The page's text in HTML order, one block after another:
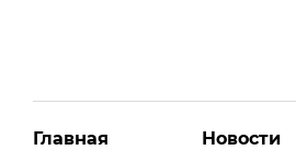
Главная Новости